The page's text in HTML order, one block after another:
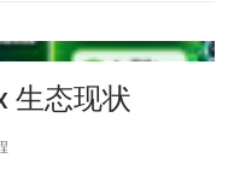
生态现状